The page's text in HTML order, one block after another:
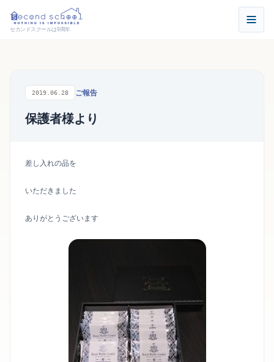
セカンドスクールは9周年
2019.06.28 ご報告
保護者様より
差し入れの品を
いただきました
ありがとうございます